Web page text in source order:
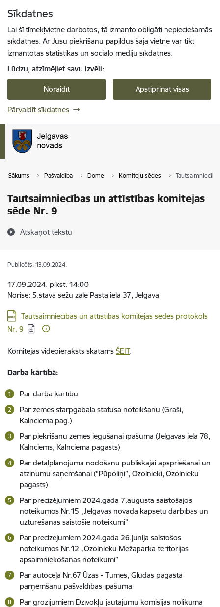
Sīkdatnes
Lai šī tīmekļvietne darbotos, tā izmanto obligāti nepieciešamās
sīkdatnes. Ar Jūsu piekrišanu papildus šajā vietnē var tikt
izmantotas statistikas un sociālo mediju sīkdatnes.
Lūdzu, atzīmējiet savu izvēli:
Noraidīt Apstiprināt visas
Pārvaldīt sīkdatnes
Sākums Pašvaldība Dome Komiteju sēdes
Tautsaimniecības un attīstības komitejas
sēde Nr. 9
Atskaņot tekstu
Publicēts: 13.09.2024.
17.09.2024. plkst. 14:00
Norise: 5.stāva sēžu zāle Pasta ielā 37, Jelgavā
Lejupielādēt:
Tautsaimniecības un attīstības komitejas sēdes protokols
Nr. 9
Komitejas videoieraksts skatāms ŠEIT.
Darba kārtībā:
Par darba kārtību
Par zemes starpgabala statusa noteikšanu (Graši,
Kalnciema pag.)
Par piekrišanu zemes iegūšanai īpašumā (Jelgavas iela 78,
Kalnciems, Kalnciema pagasts)
Par detālplānojuma nodošanu publiskajai apspriešanai un
atzinumu saņemšanai (“Pūpoliņi”, Ozolnieki, Ozolnieku
pagasts)
Par precizējumiem 2024.gada 7.augusta saistošajos
noteikumos Nr.15 „Jelgavas novada kapsētu darbības un
uzturēšanas saistošie noteikumi”
Par precizējumiem 2024.gada 26.jūnija saistošos
noteikumos Nr.12 „Ozolnieku Mežaparka teritorijas
apsaimniekošanas noteikumi”
Par autoceļa Nr.67 Ūzas - Tumes, Glūdas pagastā
pārņemšanu pašvaldības īpašumā
Par grozījumiem Dzīvokļu jautājumu komisijas nolikumā